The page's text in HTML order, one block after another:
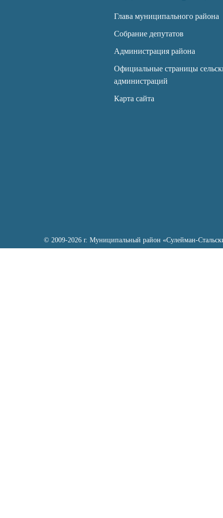
Глава муниципального района
Собрание депутатов
Администрация района
Официальные страницы
администраций
Карта сайта
© 2009-2026 г. Муниципальный район «Сулейман-